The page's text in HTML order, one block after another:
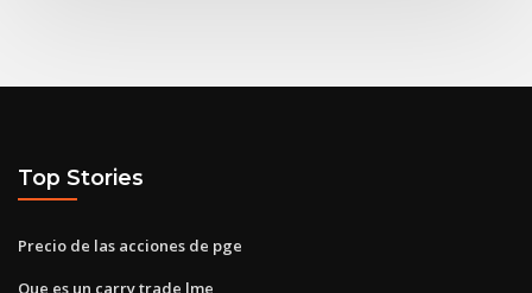
Top Stories
Precio de las acciones de pge
Que es un carry trade lme